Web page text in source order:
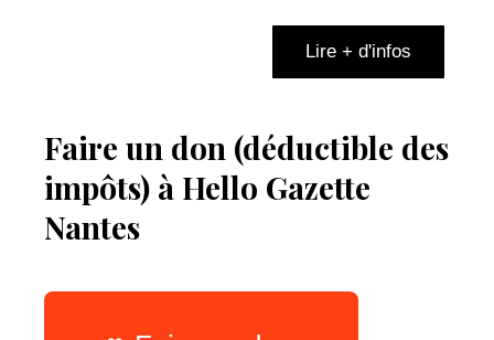
Lire + d'infos
Faire un don (déductible des
impôts) à Hello Gazette
Nantes